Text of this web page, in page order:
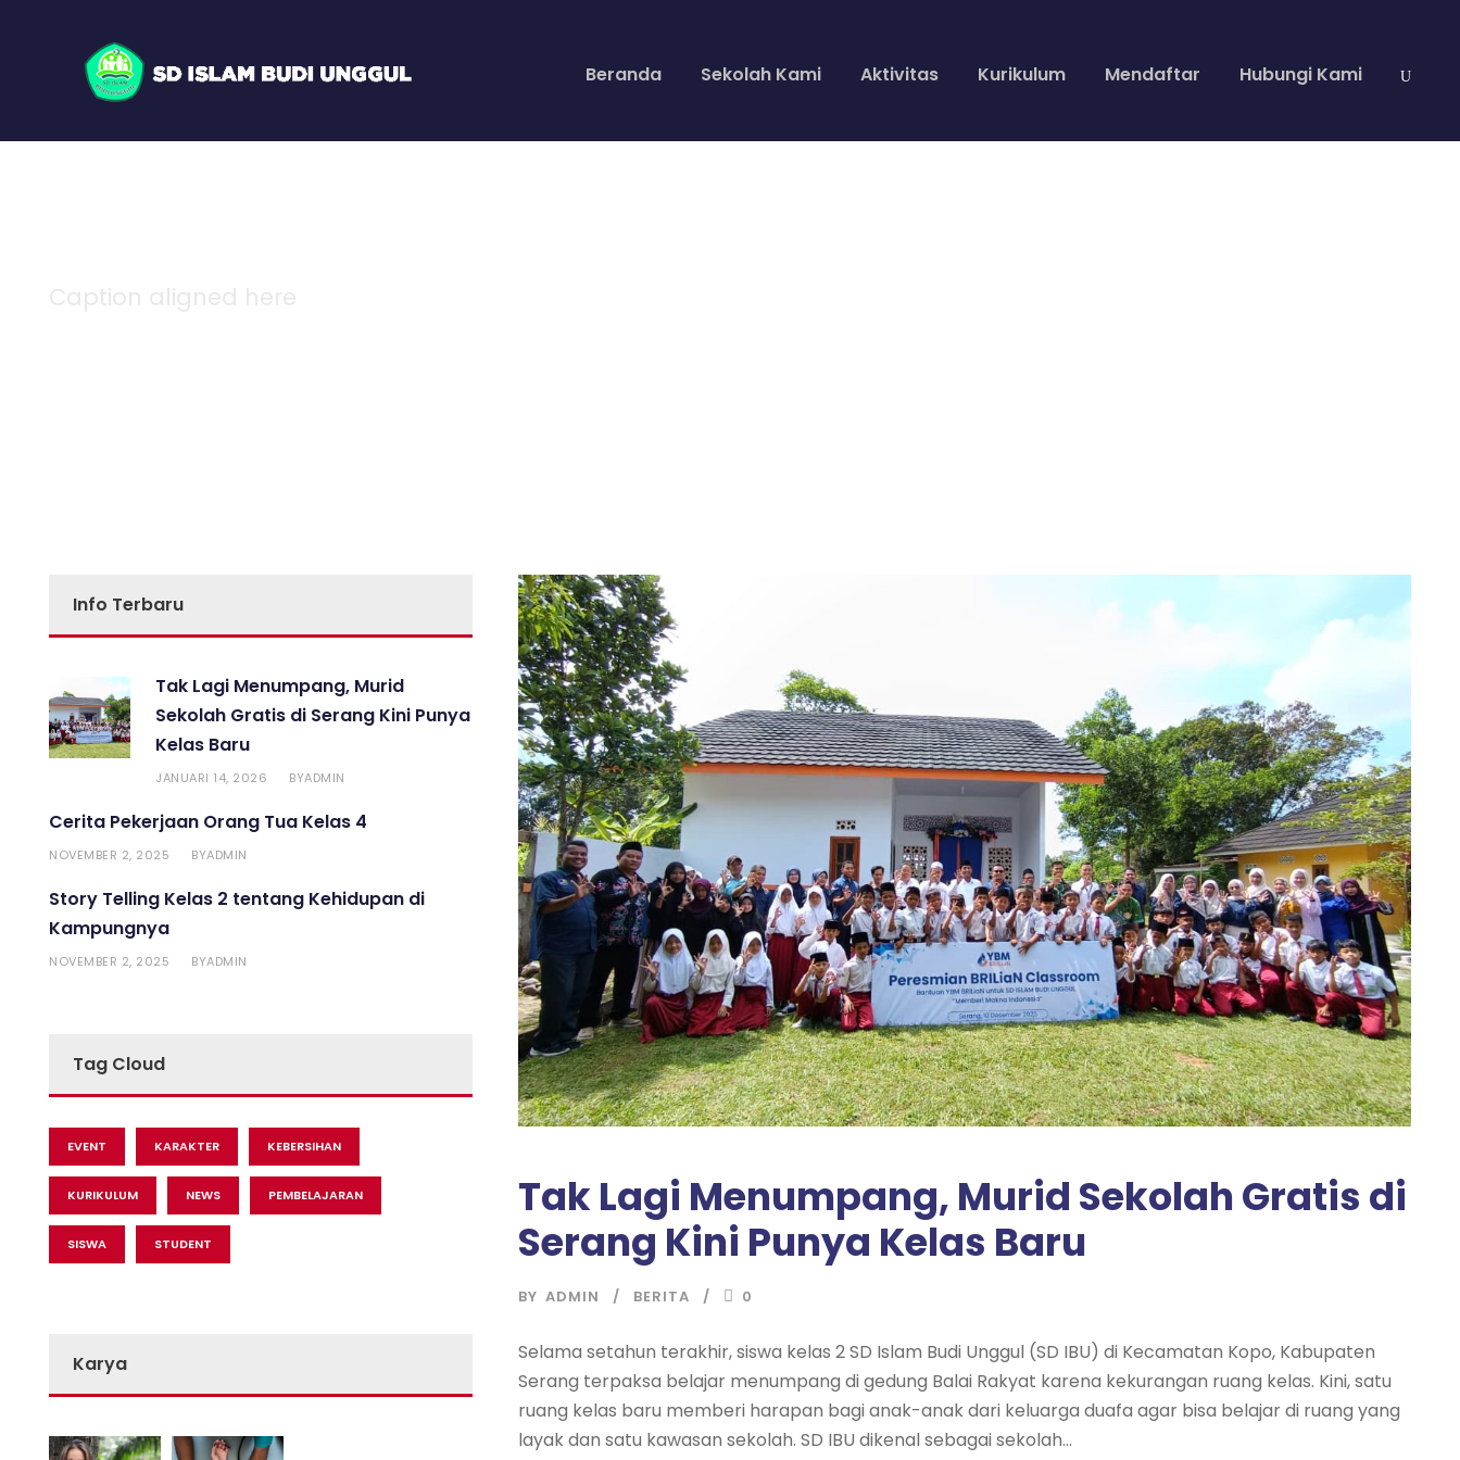
Beranda Sekolah Kami Aktivitas Kurikulum Mendaftar Hubungi Kami
Tak Lagi Menumpang, Murid Sekolah Gratis di
Serang Kini Punya Kelas Baru
BY ADMIN BERITA 0
Selama setahun terakhir, siswa kelas 2 SD Islam Budi Unggul (SD IBU) di Kecamatan Kopo, Kabupaten
Serang terpaksa belajar menumpang di gedung Balai Rakyat karena kekurangan ruang kelas. Kini, satu
ruang kelas baru memberi harapan bagi anak-anak dari keluarga duafa agar bisa belajar di ruang yang
layak dan satu kawasan sekolah. SD IBU dikenal sebagai sekolah...
Info Terbaru
Tak Lagi Menumpang, Murid
Sekolah Gratis di Serang Kini Punya
Kelas Baru
JANUARI 14, 2026 BYADMIN
Cerita Pekerjaan Orang Tua Kelas 4
NOVEMBER 2, 2025 BYADMIN
Story Telling Kelas 2 tentang Kehidupan di
Kampungnya
NOVEMBER 2, 2025 BYADMIN
Tag Cloud
EVENT KARAKTER KEBERSIHAN
KURIKULUM NEWS PEMBELAJARAN
SISWA STUDENT
Karya